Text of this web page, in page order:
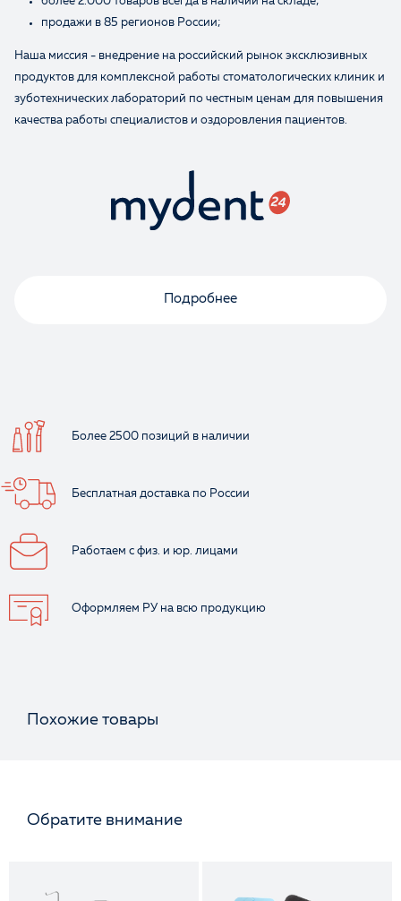
продажи в 85 регионов России;
Наша миссия - внедрение на российский рынок эксклюзивных
продуктов для комплексной работы стоматологических клиник и
зуботехнических лабораторий по честным ценам для повышения
качества работы специалистов и оздоровления пациентов.
Подробнее
Более 2500 позиций в наличии
Бесплатная доставка по России
Работаем с физ. и юр. лицами
Оформляем РУ на всю продукцию
Похожие товары
Обратите внимание